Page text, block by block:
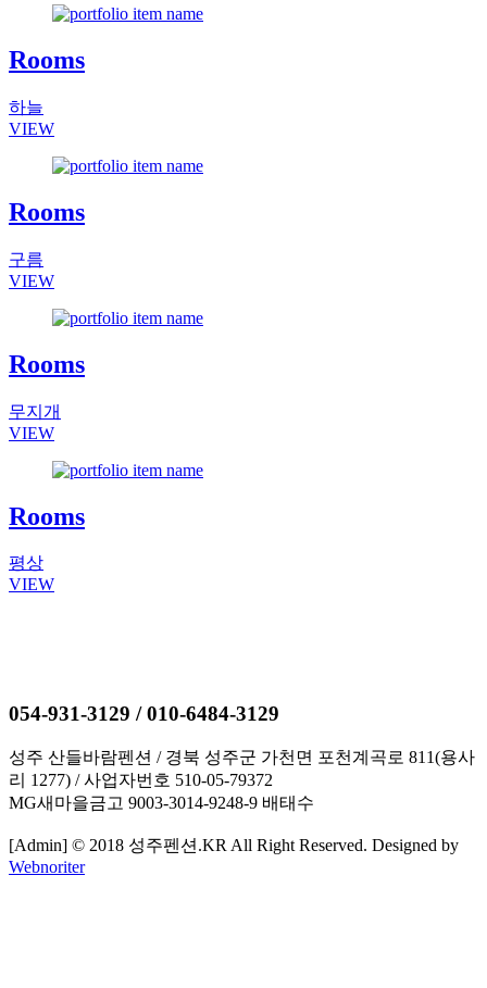
Rooms
하늘
VIEW
Rooms
구름
VIEW
Rooms
무지개
VIEW
Rooms
평상
VIEW
054-931-3129 / 010-6484-3129
성주 산들바람펜션 / 경북 성주군 가천면 포천계곡로 811(용사
리 1277) / 사업자번호 510-05-79372
MG새마을금고 9003-3014-9248-9 배태수
[Admin] © 2018 성주펜션.KR All Right Reserved. Designed by
Webnoriter